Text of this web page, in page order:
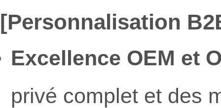
[Personnalisation
Excellence OEM et
privé complet et des